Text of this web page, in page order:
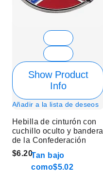
Show Product
Info
Añadir a la lista de deseos
Hebilla de cinturón con
cuchillo oculto y bandera
de la Confederación
$6.20Tan bajo
como$5.02